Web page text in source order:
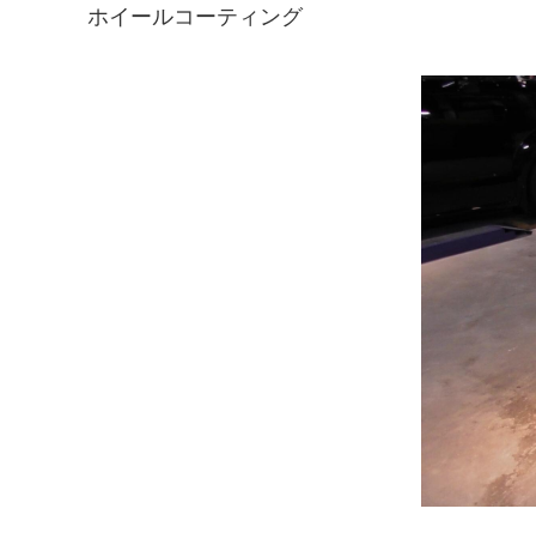
ホイールコーティング